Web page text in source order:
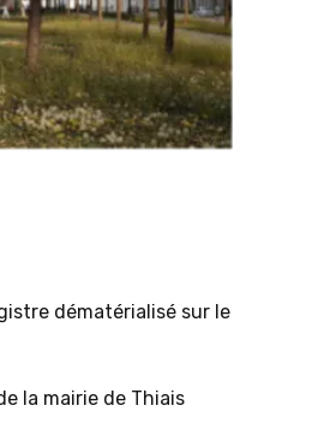
dématérialisé sur le
la mairie de Thiais